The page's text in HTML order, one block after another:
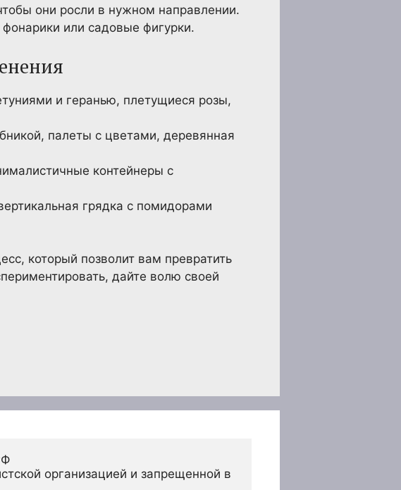
они росли в нужном направлении.
или садовые фигурки.
и геранью, плетущиеся розы,
палеты с цветами, деревянная
контейнеры с
грядка с помидорами
который позволит вам превратить
дайте волю своей
организацией и запрещенной в